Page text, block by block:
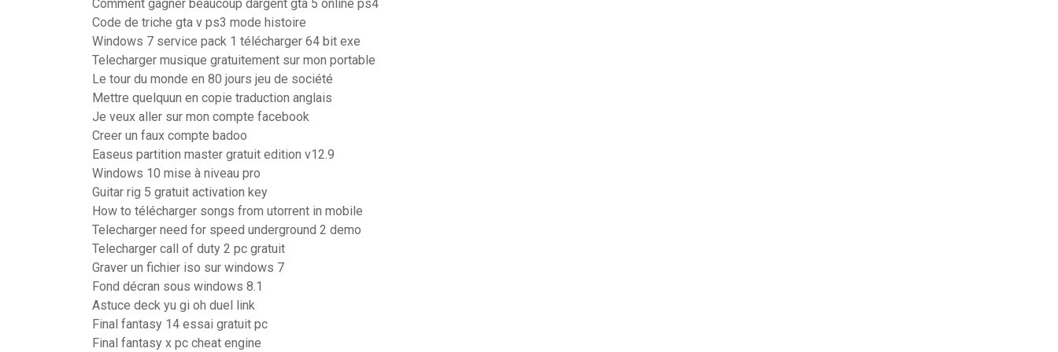
Comment gagner beaucoup dargent gta 5 online ps4
Code de triche gta v ps3 mode histoire
Windows 7 service pack 1 télécharger 64 bit exe
Telecharger musique gratuitement sur mon portable
Le tour du monde en 80 jours jeu de société
Mettre quelquun en copie traduction anglais
Je veux aller sur mon compte facebook
Creer un faux compte badoo
Easeus partition master gratuit edition v12.9
Windows 10 mise à niveau pro
Guitar rig 5 gratuit activation key
How to télécharger songs from utorrent in mobile
Telecharger need for speed underground 2 demo
Telecharger call of duty 2 pc gratuit
Graver un fichier iso sur windows 7
Fond décran sous windows 8.1
Astuce deck yu gi oh duel link
Final fantasy 14 essai gratuit pc
Final fantasy x pc cheat engine